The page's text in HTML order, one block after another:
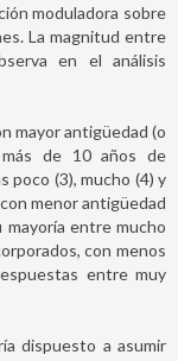
moduladora sobre
La magnitud entre
en el análisis
mayor antigüedad (o
de 10 años de
poco (3), mucho (4) y
menor antigüedad
entre mucho
con menos
entre muy
dispuesto a asumir